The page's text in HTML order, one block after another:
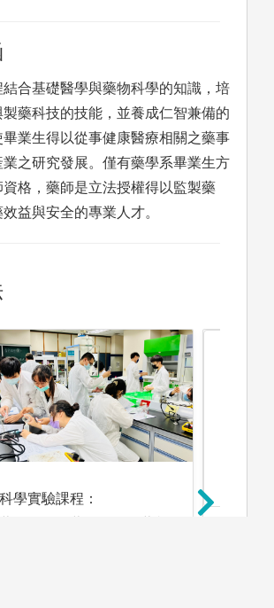
合基礎醫學與藥物科學的知識，培
藥科技的技能，並養成仁智兼備的
業生得以從事健康醫療相關之藥事
之研究發展。僅有藥學系畢業生方
格，藥師是立法授權得以監製藥
益與安全的專業人才。
學實驗課程：